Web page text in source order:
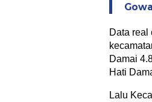
Gowa
Data real
Damai
Hati
Lalu